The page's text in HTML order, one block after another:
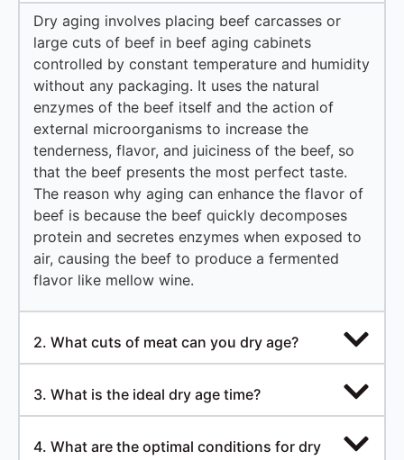
Dry aging involves placing beef carcasses or
large cuts of beef in beef aging cabinets
controlled by constant temperature and humidity
without any packaging. It uses the natural
enzymes of the beef itself and the action of
external microorganisms to increase the
tenderness, flavor, and juiciness of the beef, so
that the beef presents the most perfect taste.
The reason why aging can enhance the flavor of
beef is because the beef quickly decomposes
protein and secretes enzymes when exposed to
air, causing the beef to produce a fermented
flavor like mellow wine.
2. What cuts of meat can you dry age?
3. What is the ideal dry age time?
4. What are the optimal conditions for dry